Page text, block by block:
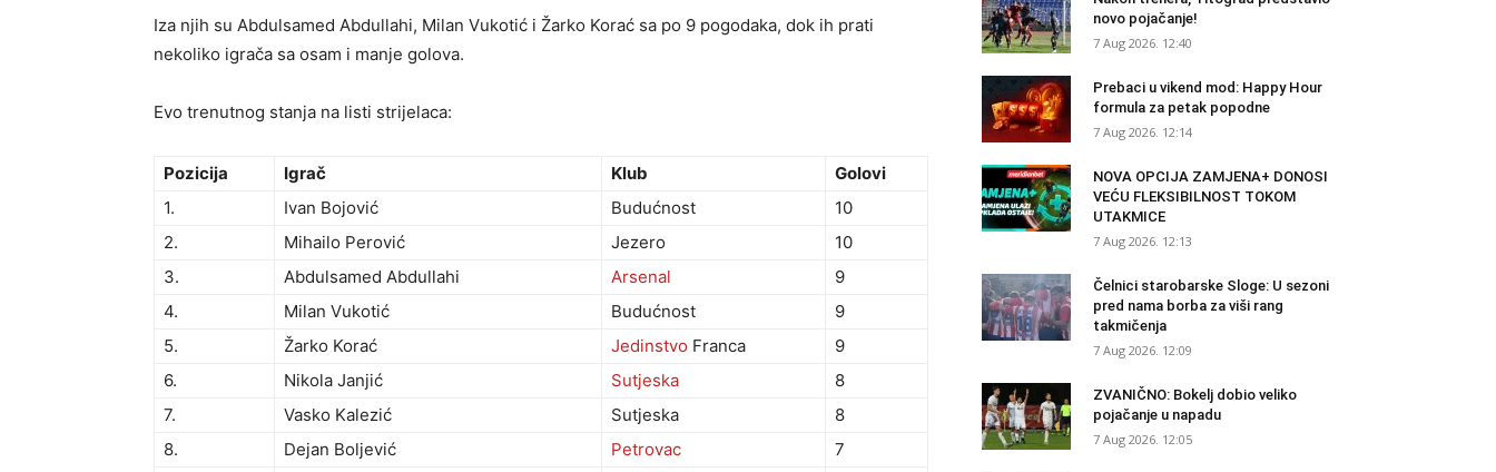
Iza njih su Abdulsamed Abdullahi, Milan Vukotić i Žarko Korać sa po 9 pogodaka, dok ih prati
nekoliko igrača sa osam i manje golova.
Evo trenutnog stanja na listi strijelaca:
Pozicija Igrač Klub
Golovi
1.
Ivan Bojović Budućnost
10
2.
Mihailo Perović Jezero
10
3.
Abdulsamed Abdullahi Arsenal
9
4.
Milan Vukotić Budućnost
9
5.
Žarko Korać Jedinstvo Franca
9
6.
Nikola Janjić Sutjeska
8
7.
Vasko Kalezić Sutjeska
8
8.
Dejan Boljević Petrovac
7
novo pojačanje!
7 Aug 2026. 12:40
Prebaci u vikend mod: Happy Hour
formula za petak popodne
7 Aug 2026. 12:14
NOVA OPCIJA ZAMJENA+ DONOSI
VEĆU FLEKSIBILNOST TOKOM
UTAKMICE
7 Aug 2026. 12:13
Čelnici starobarske Sloge: U sezoni
pred nama borba za viši rang
takmičenja
7 Aug 2026. 12:09
ZVANIČNO: Bokelj dobio veliko
pojačanje u napadu
7 Aug 2026. 12:05